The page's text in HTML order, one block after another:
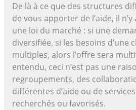
De là à ce que des structures
de vous apporter de l’aide, il n’y
une loi du marché : si une
diversifiée, si les besoins d’une
multiples, alors l’offre sera
entendu, ceci n’est pas une
regroupements, des
différentes d’aide ou de
recherchés ou favorisés.